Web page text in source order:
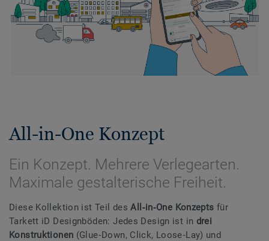
All-in-One Konzept
Ein Konzept. Mehrere Verlegearten.
Maximale gestalterische Freiheit.
Diese Kollektion ist Teil desAll‑in‑One Konzepts für
Tarkett iD Designböden: Jedes Design ist in drei
Konstruktionen (Glue‑Down, Click, Loose‑Lay) und